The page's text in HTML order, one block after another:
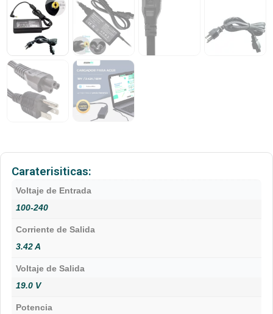
Caraterisiticas:
Voltaje de Entrada
100-240
Corriente de Salida
3.42 A
Voltaje de Salida
19.0 V
Potencia